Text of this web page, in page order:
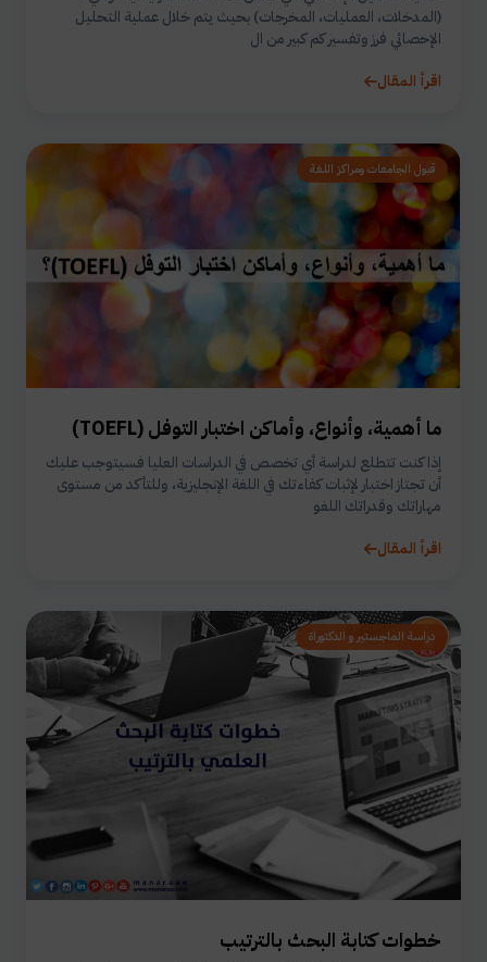
(المدخلات، العمليات، المخرجات) بحيث يتم خلال عملية التحليل
الإحصائي فرز وتفسير كم كبير من ال
اقرأ المقال
قبول الجامعات ومراكز اللغة
ما أهمية، وأنواع، وأماكن اختبار التوفل (TOEFL)
إذا كنت تتطلع لدراسة أي تخصص في الدراسات العليا فسيتوجب عليك
أن تجتاز اختبار لإثبات كفاءتك في اللغة الإنجليزية، وللتأكد من مستوى
مهاراتك وقدراتك اللغو
اقرأ المقال
دراسة الماجستير و الدكتوراة
خطوات كتابة البحث بالترتيب